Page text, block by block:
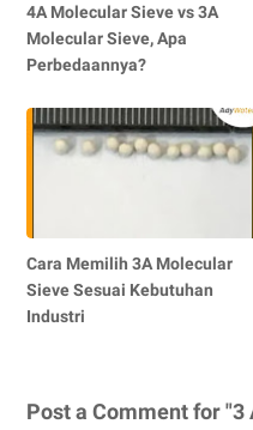
4A Molecular Sieve vs 3A
Molecular Sieve, Apa
Perbedaannya?
Cara Memilih 3A Molecular
Sieve Sesuai Kebutuhan
Industri
Post a Comment for